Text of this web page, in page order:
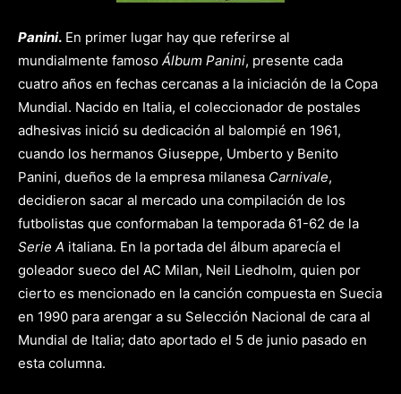
Panini. En primer lugar hay que referirse al
mundialmente famoso Álbum Panini, presente cada
cuatro años en fechas cercanas a la iniciación de la Copa
Mundial. Nacido en Italia, el coleccionador de postales
adhesivas inició su dedicación al balompié en 1961,
cuando los hermanos Giuseppe, Umberto y Benito
Panini, dueños de la empresa milanesa Carnivale,
decidieron sacar al mercado una compilación de los
futbolistas que conformaban la temporada 61-62 de la
Serie A italiana. En la portada del álbum aparecía el
goleador sueco del AC Milan, Neil Liedholm, quien por
cierto es mencionado en la canción compuesta en Suecia
en 1990 para arengar a su Selección Nacional de cara al
Mundial de Italia; dato aportado el 5 de junio pasado en
esta columna.